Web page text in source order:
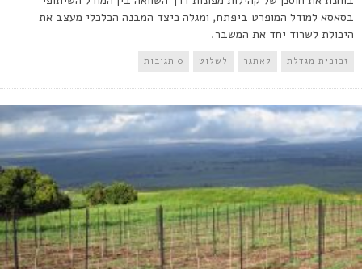
בסאסא למודל המופרט ביפתח, ומגלה כיצד המבנה הכלכלי מעצב את
היכולת לשרוד יחד את המשבר.
זכוכית מגדלת לאתגר לשלוט 0 תגובות